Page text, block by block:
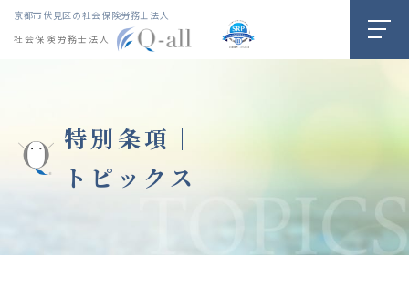
京都市伏見区の社会保険労務士法人
社会保険労務士法人
特別条項｜
トピックス